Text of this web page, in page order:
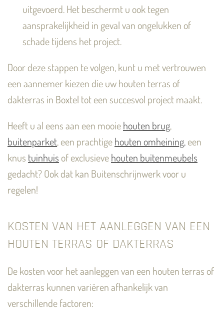
uitgevoerd. Het beschermt u ook tegen
aansprakelijkheid in geval van ongelukken of
schade tijdens het project.
Door deze stappen te volgen, kunt u met vertrouwen
een aannemer kiezen die uw houten terras of
dakterras in Boxtel tot een succesvol project maakt.
Heeft u al eens aan een mooiehouten brug,
buitenparket, een prachtigehouten omheining,een
knus tuinhuis of exclusievehouten buitenmeubels
gedacht? Ook dat kan Buitenschrijnwerk voor u
regelen!
KOSTEN VAN HET AANLEGGEN VAN EEN
HOUTEN TERRAS OF DAKTERRAS
De kosten voor het aanleggen van een houten terras of
dakterras kunnen variëren afhankelijk van
verschillende factoren: